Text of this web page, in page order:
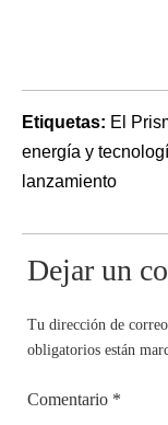
Etiquetas: El
energía y
lanzamiento
Dejar un
Tu dirección de
obligatorios están
Comentario *